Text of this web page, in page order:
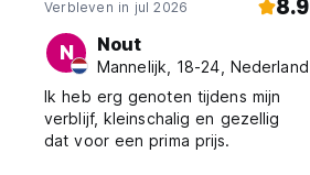
Verbleven in jul 2026 8.9
N Nout
Mannelijk, 18-24, Nederland
Ik heb erg genoten tijdens mijn
verblijf, kleinschalig en gezellig
dat voor een prima prijs.